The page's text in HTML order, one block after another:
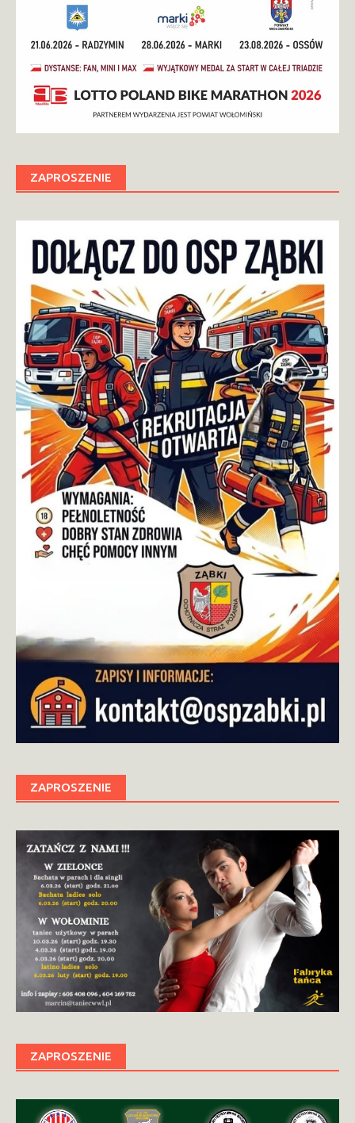
ZAPROSZENIE
ZAPROSZENIE
ZAPROSZENIE